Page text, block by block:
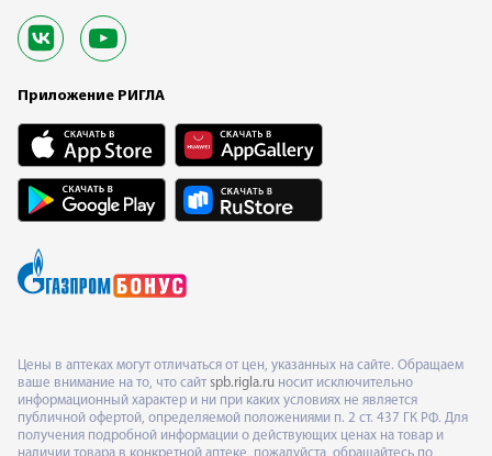
Приложение РИГЛА
Цены в аптеках могут отличаться от цен, указанных на сайте. Обращаем
ваше внимание на то, что сайт spb.rigla.ru носит исключительно
информационный характер и ни при каких условиях не является
публичной офертой, определяемой положениями п. 2 ст. 437 ГК РФ. Для
получения подробной информации о действующих ценах на товар и